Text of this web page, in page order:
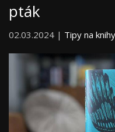
pták
02.03.2024 | Tipy na knihy